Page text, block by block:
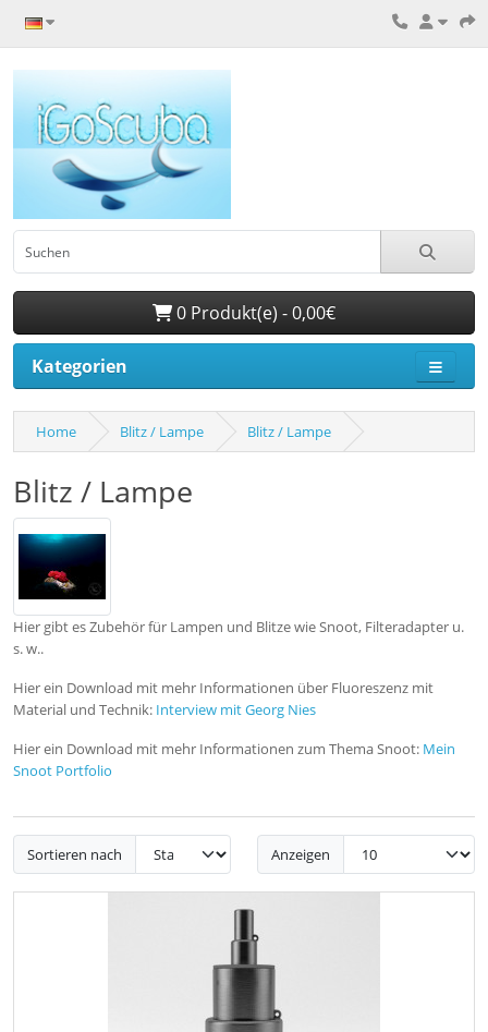
0 Produkt(e) - 0,00€
Kategorien
Home Blitz / Lampe Blitz / Lampe
Blitz / Lampe
Hier gibt es Zubehör für Lampen und Blitze wie Snoot, Filteradapter u.
s. w..
Hier ein Download mit mehr Informationen über Fluoreszenz mit
Material und Technik: Interview mit Georg Nies
Hier ein Download mit mehr Informationen zum Thema Snoot: Mein
Snoot Portfolio
Sortieren nach Anzeigen